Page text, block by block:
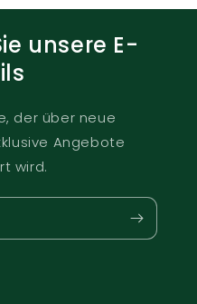
unsere E-
der über neue
Angebote
wird.